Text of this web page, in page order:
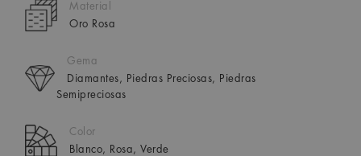
Material
Oro Rosa
Gema
Diamantes, Piedras Preciosas, Piedras
Semipreciosas
Color
Blanco, Rosa, Verde